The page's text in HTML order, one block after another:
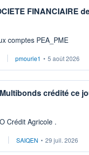
FINANCIAIRE
aux comptes PEA_PME
pmourie1 • 5 août 2026
crédité ce
Crédit Agricole .
SAIQEN • 29 juil. 2026